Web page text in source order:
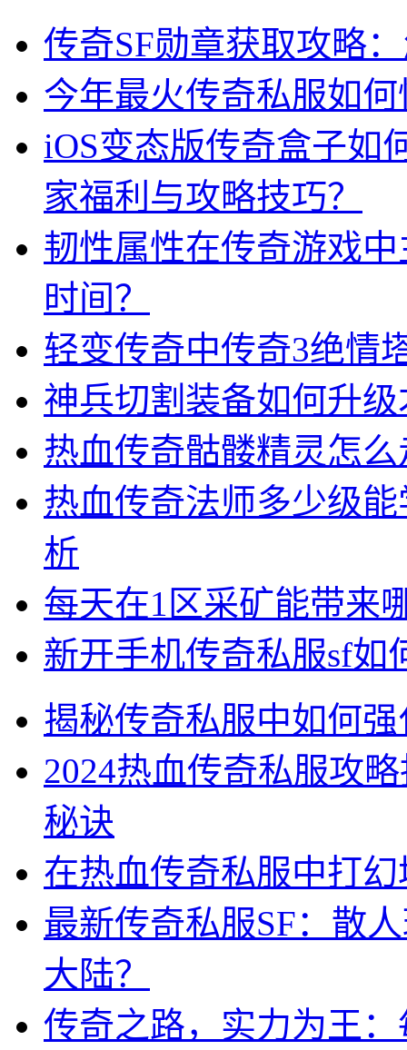
传奇SF勋章获取攻略
今年最火传奇私服如
iOS变态版传奇盒子如
家福利与攻略技巧？
韧性属性在传奇游戏
时间？
轻变传奇中传奇3绝情
神兵切割装备如何升
热血传奇骷髅精灵怎
热血传奇法师多少级
析
每天在1区采矿能带来
新开手机传奇私服sf如
揭秘传奇私服中如何
2024热血传奇私服攻
秘诀
在热血传奇私服中打
最新传奇私服SF：散
大陆？
传奇之路，实力为王